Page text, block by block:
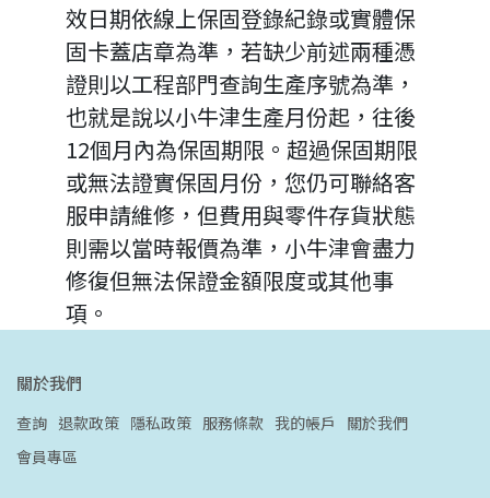
效日期依線上保固登錄紀錄或實體保
固卡蓋店章為準，若缺少前述兩種憑
證則以工程部門查詢生產序號為準，
也就是說以小牛津生產月份起，往後
12個月內為保固期限。超過保固期限
或無法證實保固月份，您仍可聯絡客
服申請維修，但費用與零件存貨狀態
則需以當時報價為準，小牛津會盡力
修復但無法保證金額限度或其他事
項。
關於我們
查詢 退款政策 隱私政策 服務條款 我的帳戶
關於我們
會員專區